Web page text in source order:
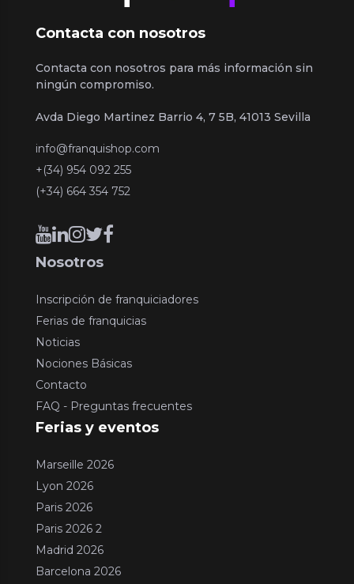
Contacta con nosotros
Contacta con nosotros para más información sin
ningún compromiso.
Avda Diego Martinez Barrio 4, 7 5B, 41013 Sevilla
info@franquishop.com
+(34) 954 092 255
(+34) 664 354 752
Nosotros
Inscripción de franquiciadores
Ferias de franquicias
Noticias
Nociones Básicas
Contacto
FAQ - Preguntas frecuentes
Ferias y eventos
Marseille 2026
Lyon 2026
Paris 2026
Paris 2026 2
Madrid 2026
Barcelona 2026